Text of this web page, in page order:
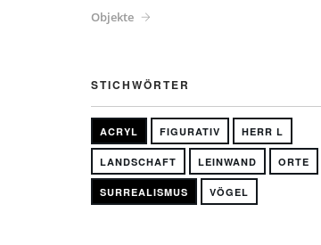
Objekte
STICHWÖRTER
ACRYL FIGURATIV HERR L
LANDSCHAFT LEINWAND ORTE
SURREALISMUS VÖGEL